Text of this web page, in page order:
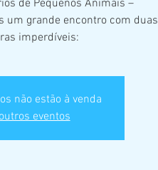
de Pequenos Animais –
um grande encontro com duas
imperdíveis:
não estão à venda
eventos